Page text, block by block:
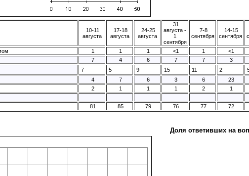
10-11
августа
17-18
августа
24-25
августа
31
августа -
1
сентября
7-8
сентября
14-15
сентября
1 1 1 <1 1 <1
7 4 6 7 7 3
7 5 9 15 11 2
4 7 6 3 6 23
2 1 1 1 2 1
81 85 79 76 77 72
Доля ответивших на